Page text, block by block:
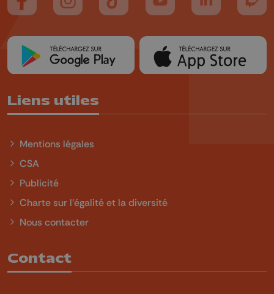
Suivez-nous sur FaceBook
Suivez-nous sur Instagram
Suivez-nous sur TikTok
Suivez-nous sur YouTube
Suivez-nous
Liens utiles
Mentions légales
CSA
Publicité
Charte sur l'égalité et la diversité
Nous contacter
Contact